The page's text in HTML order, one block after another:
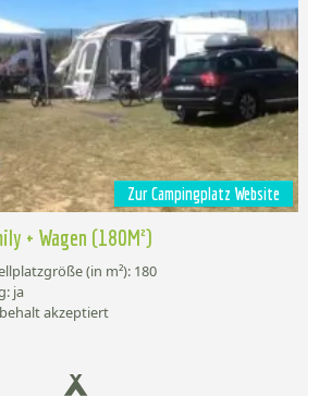
Zur Campingplatz Website
+ Wagen (180M²)
(in m²): 180
ja
akzeptiert